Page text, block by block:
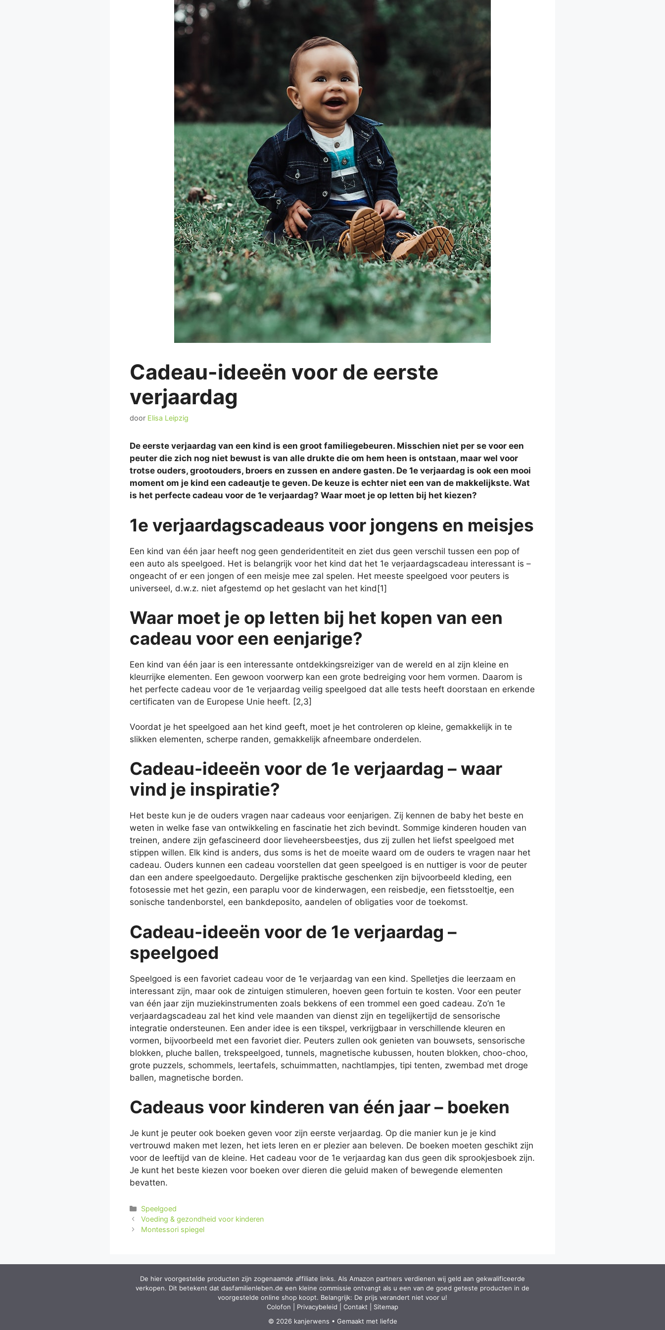
Cadeau-ideeën voor de eerste
verjaardag
door Elisa Leipzig
De eerste verjaardag van een kind is een groot familiegebeuren. Misschien niet per se voor een
peuter die zich nog niet bewust is van alle drukte die om hem heen is ontstaan, maar wel voor
trotse ouders, grootouders, broers en zussen en andere gasten. De 1e verjaardag is ook een mooi
moment om je kind een cadeautje te geven. De keuze is echter niet een van de makkelijkste. Wat
is het perfecte cadeau voor de 1e verjaardag? Waar moet je op letten bij het kiezen?
1e verjaardagscadeaus voor jongens en meisjes
Een kind van één jaar heeft nog geen genderidentiteit en ziet dus geen verschil tussen een pop of
een auto als speelgoed. Het is belangrijk voor het kind dat het 1e verjaardagscadeau interessant is –
ongeacht of er een jongen of een meisje mee zal spelen. Het meeste speelgoed voor peuters is
universeel, d.w.z. niet afgestemd op het geslacht van het kind[1]
Waar moet je op letten bij het kopen van een
cadeau voor een eenjarige?
Een kind van één jaar is een interessante ontdekkingsreiziger van de wereld en al zijn kleine en
kleurrijke elementen. Een gewoon voorwerp kan een grote bedreiging voor hem vormen. Daarom is
het perfecte cadeau voor de 1e verjaardag veilig speelgoed dat alle tests heeft doorstaan en erkende
certificaten van de Europese Unie heeft. [2,3]
Voordat je het speelgoed aan het kind geeft, moet je het controleren op kleine, gemakkelijk in te
slikken elementen, scherpe randen, gemakkelijk afneembare onderdelen.
Cadeau-ideeën voor de 1e verjaardag – waar
vind je inspiratie?
Het beste kun je de ouders vragen naar cadeaus voor eenjarigen. Zij kennen de baby het beste en
weten in welke fase van ontwikkeling en fascinatie het zich bevindt. Sommige kinderen houden van
treinen, andere zijn gefascineerd door lieveheersbeestjes, dus zij zullen het liefst speelgoed met
stippen willen. Elk kind is anders, dus soms is het de moeite waard om de ouders te vragen naar het
cadeau. Ouders kunnen een cadeau voorstellen dat geen speelgoed is en nuttiger is voor de peuter
dan een andere speelgoedauto. Dergelijke praktische geschenken zijn bijvoorbeeld kleding, een
fotosessie met het gezin, een paraplu voor de kinderwagen, een reisbedje, een fietsstoeltje, een
sonische tandenborstel, een bankdeposito, aandelen of obligaties voor de toekomst.
Cadeau-ideeën voor de 1e verjaardag –
speelgoed
Speelgoed is een favoriet cadeau voor de 1e verjaardag van een kind. Spelletjes die leerzaam en
interessant zijn, maar ook de zintuigen stimuleren, hoeven geen fortuin te kosten. Voor een peuter
van één jaar zijn muziekinstrumenten zoals bekkens of een trommel een goed cadeau. Zo’n 1e
verjaardagscadeau zal het kind vele maanden van dienst zijn en tegelijkertijd de sensorische
integratie ondersteunen. Een ander idee is een tikspel, verkrijgbaar in verschillende kleuren en
vormen, bijvoorbeeld met een favoriet dier. Peuters zullen ook genieten van bouwsets, sensorische
blokken, pluche ballen, trekspeelgoed, tunnels, magnetische kubussen, houten blokken, choo-choo,
grote puzzels, schommels, leertafels, schuimmatten, nachtlampjes, tipi tenten, zwembad met droge
ballen, magnetische borden.
Cadeaus voor kinderen van één jaar – boeken
Je kunt je peuter ook boeken geven voor zijn eerste verjaardag. Op die manier kun je je kind
vertrouwd maken met lezen, het iets leren en er plezier aan beleven. De boeken moeten geschikt zijn
voor de leeftijd van de kleine. Het cadeau voor de 1e verjaardag kan dus geen dik sprookjesboek zijn.
Je kunt het beste kiezen voor boeken over dieren die geluid maken of bewegende elementen
bevatten.
Categorieën
Speelgoed
Voeding & gezondheid voor kinderen
Montessori spiegel
De hier voorgestelde producten zijn zogenaamde affiliate links. Als Amazon partners verdienen wij geld aan gekwalificeerde
verkopen. Dit betekent dat dasfamilienleben.de een kleine commissie ontvangt als u een van de goed geteste producten in de
voorgestelde online shop koopt. Belangrijk: De prijs verandert niet voor u!
Colofon
Privacybeleid Contakt
Sitemap
© 2026 kanjerwens • Gemaakt met liefde